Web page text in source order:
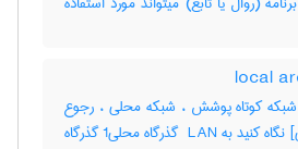
کوتاه پوشش ، شبکه محلی ، رجوع
به LAN ، [شبکه محلی] نگاه کنید به ‎ LAN گذرگاه محلی‎1 گذرگاه